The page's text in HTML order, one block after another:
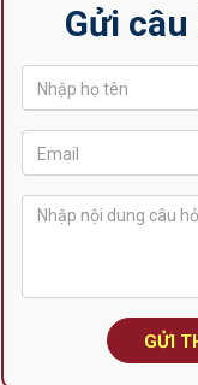
Gửi
GỬI